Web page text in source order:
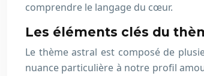
comprendre le langage du cœur.
Les éléments clés du
Le thème astral est composé de
nuance particulière à notre profil